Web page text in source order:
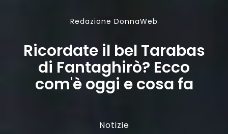
Redazione DonnaWeb
Ricordate il bel Tarabas
di Fantaghirò? Ecco
com'è oggi e cosa fa
Notizie